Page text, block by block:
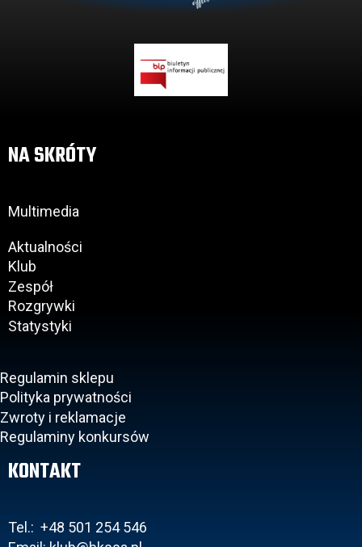
NA SKRÓTY
Multimedia
Aktualności
Klub
Zespół
Rozgrywki
Statystyki
Regulamin sklepu
Polityka prywatności
Zwroty i reklamacje
Regulaminy konkursów
KONTAKT
Tel.: +48 501 254 546